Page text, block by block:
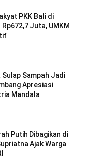
PKK Bali di
Juta, UMKM
Sampah Jadi
Apresiasi
Mandala
Putih Dibagikan di
Ajak Warga